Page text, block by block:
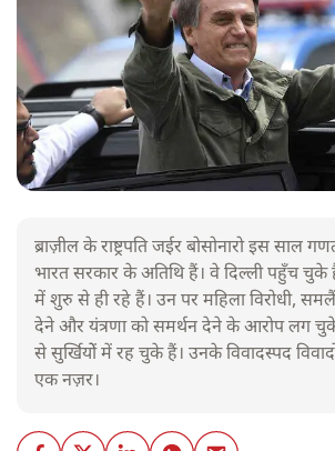
ब्राज़ील के राष्ट्रपति जईर बोसोनारो इस साल
भारत सरकार के अतिथि हैं। वे दिल्ली पहुँच चुके
में शुरु से ही रहे हैं। उन पर महिला विरोधी,
देने और यंत्रणा को समर्थन देने के आरोप लग
से सुर्खियोें में रह चुके हैं। उनके विवादस्पद
एक नज़र।